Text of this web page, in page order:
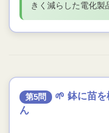
きく減らした電化製
第5問
🌱 鉢に苗
ん